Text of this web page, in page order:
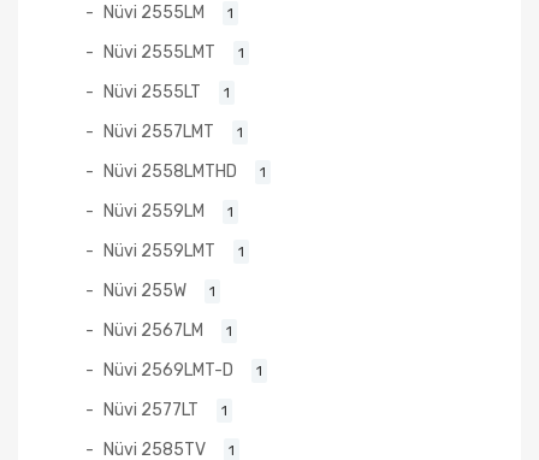
Nüvi 2555LM 1
Nüvi 2555LMT 1
Nüvi 2555LT 1
Nüvi 2557LMT 1
Nüvi 2558LMTHD 1
Nüvi 2559LM 1
Nüvi 2559LMT 1
Nüvi 255W 1
Nüvi 2567LM 1
Nüvi 2569LMT-D 1
Nüvi 2577LT 1
Nüvi 2585TV 1